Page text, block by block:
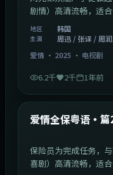
剧情）高清流畅，适合
地区 韩国
主演
周迅 / 张译 / 周
爱情· 2025 · 电视剧
6.2千 2千 1年前
最新
爱情全保粤语·篇
保险员为完成任务，
喜剧）高清流畅，适合